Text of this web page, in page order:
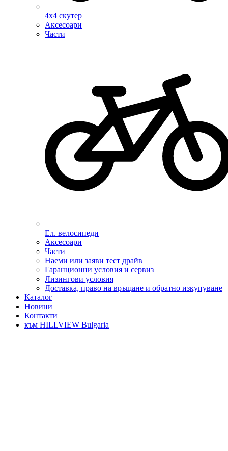
4х4 скутер
Аксесоари
Части
Ел. велосипеди
Аксесоари
Части
Наеми или заяви тест драйв
Гаранционни условия и сервиз
Лизингови условия
Доставка, право на връщане и обратно изкупуване
Каталог
Новини
Контакти
към HILLVIEW Bulgaria